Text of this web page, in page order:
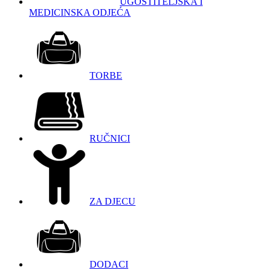
MEDICINSKA ODJEĆA
TORBE
RUČNICI
ZA DJECU
DODACI